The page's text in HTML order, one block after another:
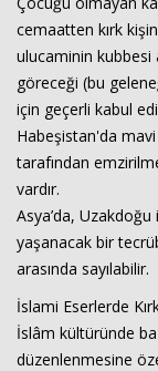
cemaatten kırk
ulucaminin kubbesi
göreceği (bu
için geçerli kabul
Habeşistan'da
tarafından
vardır.
Asya’da,
yaşanacak bir
arasında sayılabilir.
İslami Eserlerde
İslâm kültüründe
düzenlenmesine